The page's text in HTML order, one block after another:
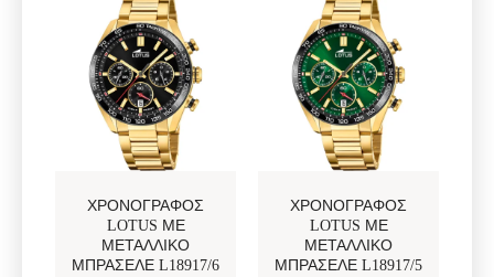
ΧΡΟΝΟΓΡΆΦΟΣ
LOTUS ΜΕ
ΜΕΤΑΛΛΙΚΌ
ΜΠΡΑΣΕΛΈ L18917/6
ΧΡΟΝΟΓΡΆΦΟΣ
LOTUS ΜΕ
ΜΕΤΑΛΛΙΚΌ
ΜΠΡΑΣΕΛΈ L18917/5